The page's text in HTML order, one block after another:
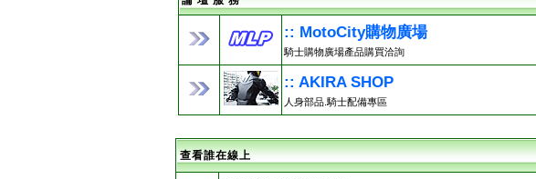
:: MotoCity購物廣場
騎士購物廣場產品購買洽詢
:: AKIRA SHOP
人身部品.騎士配備專區
查看誰在線上